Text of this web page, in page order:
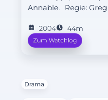
handelt. Dr. House
vermutet eine
Reaktion.
Annable.
Regie:
2004 44m
Zum Watchlog
Drama